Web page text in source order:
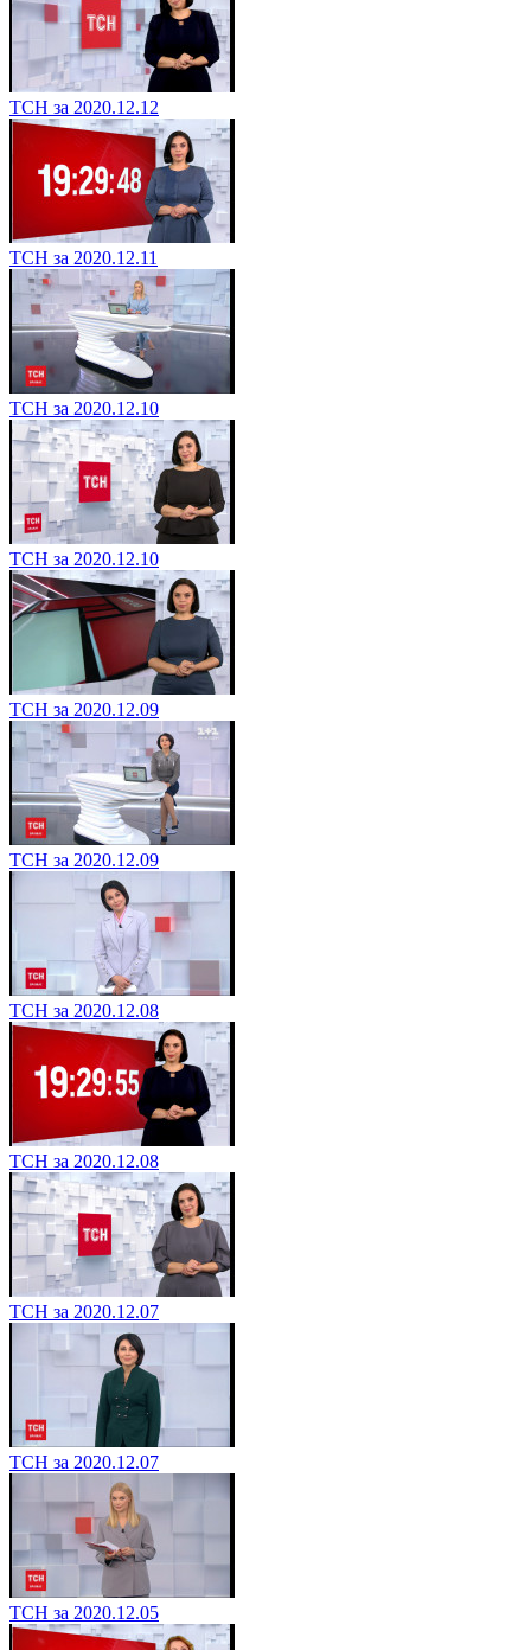
ТСН за 2020.12.12
ТСН за 2020.12.11
ТСН за 2020.12.10
ТСН за 2020.12.10
ТСН за 2020.12.09
ТСН за 2020.12.09
ТСН за 2020.12.08
ТСН за 2020.12.08
ТСН за 2020.12.07
ТСН за 2020.12.07
ТСН за 2020.12.05